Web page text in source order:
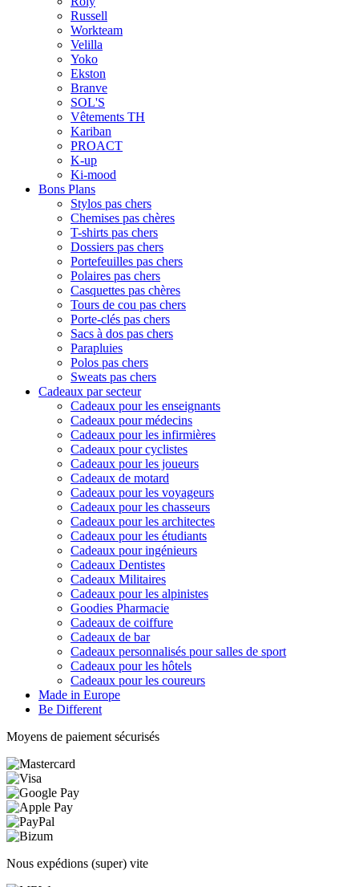
Russell
Workteam
Velilla
Yoko
Ekston
Branve
SOL'S
Vêtements TH
Kariban
PROACT
K-up
Ki-mood
Bons Plans
Stylos pas chers
Chemises pas chères
T-shirts pas chers
Dossiers pas chers
Portefeuilles pas chers
Polaires pas chers
Casquettes pas chères
Tours de cou pas chers
Porte-clés pas chers
Sacs à dos pas chers
Parapluies
Polos pas chers
Sweats pas chers
Cadeaux par secteur
Cadeaux pour les enseignants
Cadeaux pour médecins
Cadeaux pour les infirmières
Cadeaux pour cyclistes
Cadeaux pour les joueurs
Cadeaux de motard
Cadeaux pour les voyageurs
Cadeaux pour les chasseurs
Cadeaux pour les architectes
Cadeaux pour les étudiants
Cadeaux pour ingénieurs
Cadeaux Dentistes
Cadeaux Militaires
Cadeaux pour les alpinistes
Goodies Pharmacie
Cadeaux de coiffure
Cadeaux de bar
Cadeaux personnalisés pour salles de sport
Cadeaux pour les hôtels
Cadeaux pour les coureurs
Made in Europe
Be Different
Moyens de paiement sécurisés
Nous expédions (super) vite